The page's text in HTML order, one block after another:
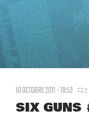
10 OCTOBRE 2011 - 19:53 2
SIX GUNS